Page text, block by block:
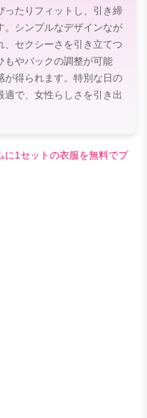
ったりフィットし、引き締
。シンプルなデザインなが
、セクシーさを引き立てつ
もやバックの調整が可能
が得られます。特別な日の
適で、女性らしさを引き出
1セットの衣服を無料でプ